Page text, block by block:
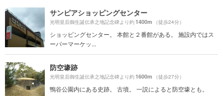
サンピアショッピングセンター
光明皇后御生誕伝承之地記念碑より約1400m （徒歩24分）
ショッピングセンター。 本館と２番館がある。 施設内ではス
ーパーマーケッ...
防空壕跡
光明皇后御生誕伝承之地記念碑より約1600m （徒歩27分）
鴨谷公園内にある史跡。 古墳。 一説によると防空壕とも。